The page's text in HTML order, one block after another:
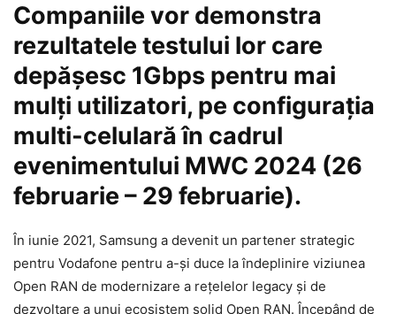
Companiile vor demonstra
rezultatele testului lor care
depășesc 1Gbps pentru mai
mulți utilizatori, pe configurația
multi-celulară în cadrul
evenimentului MWC 2024 (26
februarie – 29 februarie).
În iunie 2021, Samsung a devenit un partener strategic
pentru Vodafone pentru a-și duce la îndeplinire viziunea
Open RAN de modernizare a rețelelor legacy și de
dezvoltare a unui ecosistem solid Open RAN. Începând de